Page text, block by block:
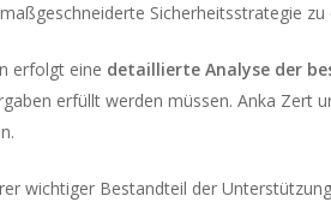
Sicherheitsstrategie zu
erfolgt eine detaillierte Analyse der
erfüllt werden müssen. Anka Zert
wichtiger Bestandteil der